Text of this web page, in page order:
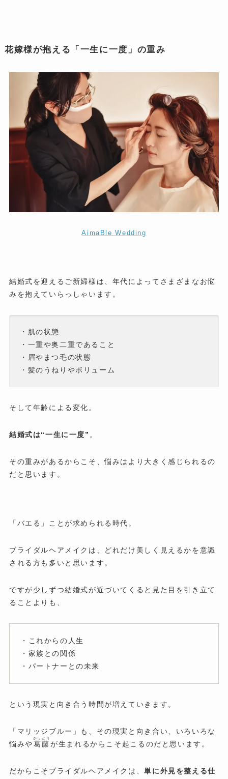
花嫁様が抱える「一生に一度」の重み
AimaBle Wedding
結婚式を迎えるご新婦様は、年代によってさまざまなお悩
みを抱えていらっしゃいます。
・肌の状態
・一重や奥二重であること
・眉やまつ毛の状態
・髪のうねりやボリューム
そして年齢による変化。
結婚式は“一生に一度” 。
その重みがあるからこそ、悩みはより大きく感じられるの
だと思います。
「バエる」ことが求められる時代。
ブライダルヘアメイクは、どれだけ美しく見えるかを意識
される方も多いと思います。
ですが少しずつ結婚式が近づいてくると見た目を引き立て
ることよりも、
・これからの人生
・家族との関係
・パートナーとの未来
という現実と向き合う時間が増えていきます。
「マリッジブルー」も、その現実と向き合い、いろいろな
悩みや葛藤
かっとう
が生まれるからこそ起こるのだと思います。
だからこそブライダルヘアメイクは、単に外見を整える仕